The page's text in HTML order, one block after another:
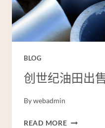
蚀
石
油
BLOG
创世纪油田出
Bywebadmin
READ MORE创